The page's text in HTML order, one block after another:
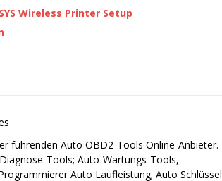
Wireless Printer Setup
führenden Auto OBD2-Tools Online-Anbieter.
Tools; Auto-Wartungs-Tools,
Auto Laufleistung; Auto Schlüssel